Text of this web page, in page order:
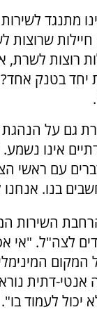
מתנגד
שרוצות
רוצות לשרת,
יחד בטנק
גם על הנהגת
אינו
עם ראשי
בנו. אנחנו
השירות
לצה"ל. "אי
המקום
אנטי-דתית
לעמוד בו".